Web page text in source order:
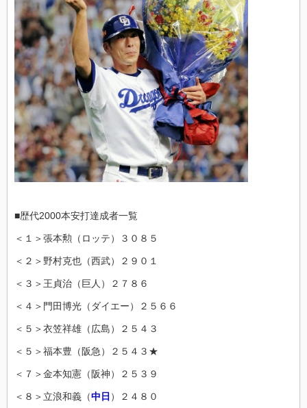
■歴代2000本安打達成者一覧
＜１＞張本勲（ロッテ）３０８５
＜２＞野村克也（西武）２９０１
＜３＞王貞治（巨人）２７８６
＜４＞門田博光（ダイエー）２５６６
＜５＞衣笠祥雄（広島）２５４３
＜５＞福本豊（阪急）２５４３★
＜７＞金本知憲（阪神）２５３９
＜８＞立浪和義（中日 ）２４８０